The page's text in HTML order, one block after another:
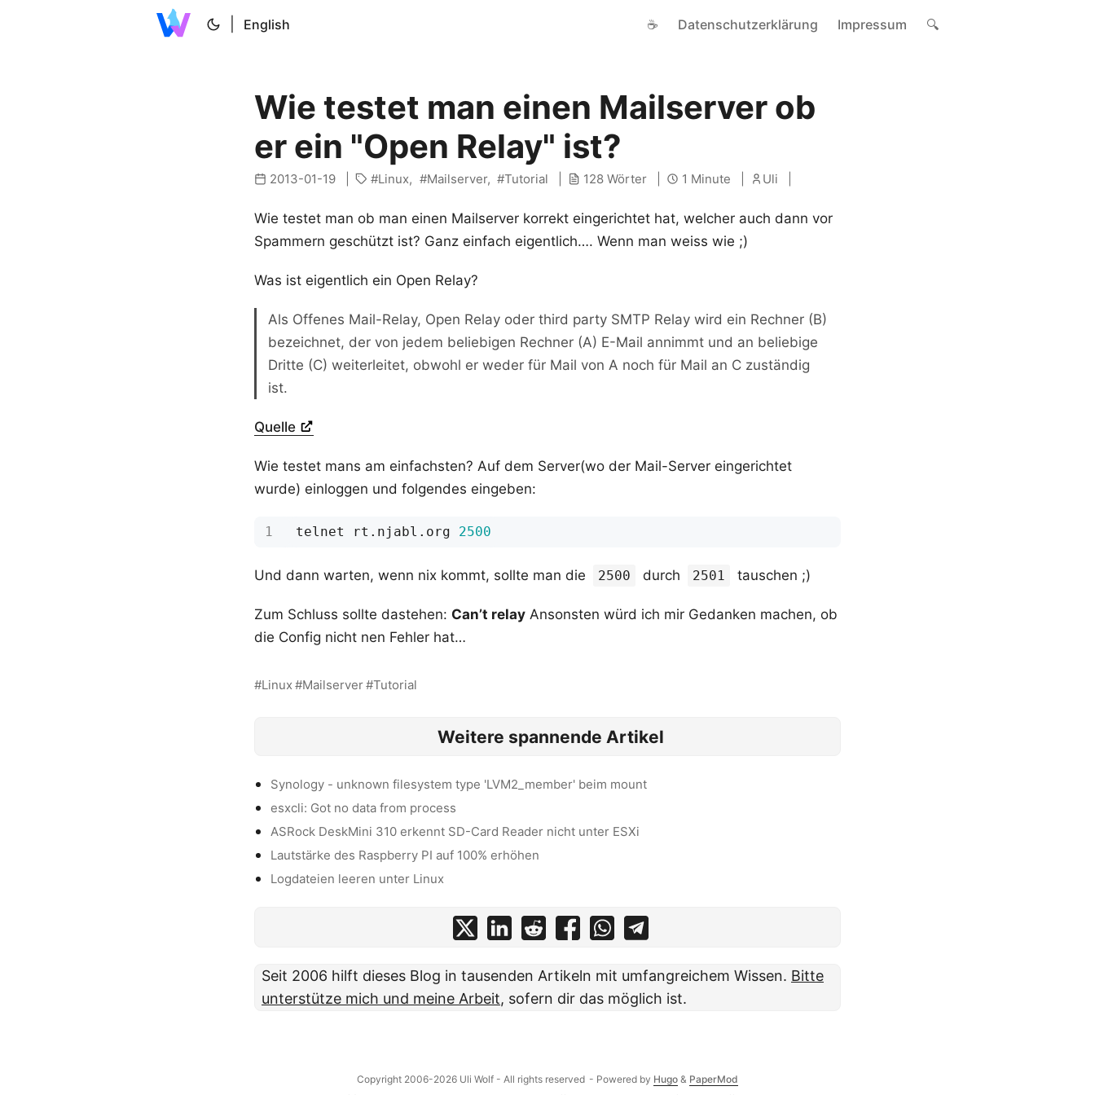
English ☕ Datenschutzerklärung Impressum 🔍
Wie testet man einen Mailserver ob
er ein "Open Relay" ist?
2013-01-19 Linux Mailserver Tutorial 128 Wörter 1 Minute Uli
Wie testet man ob man einen Mailserver korrekt eingerichtet hat, welcher auch dann vor
Spammern geschützt ist? Ganz einfach eigentlich…. Wenn man weiss wie ;)
Was ist eigentlich ein Open Relay?
Als Offenes Mail-Relay, Open Relay oder third party SMTP Relay wird ein Rechner (B)
bezeichnet, der von jedem beliebigen Rechner (A) E-Mail annimmt und an beliebige
Dritte (C) weiterleitet, obwohl er weder für Mail von A noch für Mail an C zuständig
ist.
Quelle
Wie testet mans am einfachsten? Auf dem Server(wo der Mail-Server eingerichtet
wurde) einloggen und folgendes eingeben:
telnet rt.njabl.org 2500
Und dann warten, wenn nix kommt, sollte man die 2500 durch 2501 tauschen ;)
Zum Schluss sollte dastehen: Can’t relay Ansonsten würd ich mir Gedanken machen, ob
die Config nicht nen Fehler hat…
Linux Mailserver Tutorial
Weitere spannende Artikel
Synology - unknown filesystem type 'LVM2_member' beim mount
esxcli: Got no data from process
ASRock DeskMini 310 erkennt SD-Card Reader nicht unter ESXi
Lautstärke des Raspberry PI auf 100% erhöhen
Logdateien leeren unter Linux
Seit 2006 hilft dieses Blog in tausenden Artikeln mit umfangreichem Wissen. Bitte
unterstütze mich und meine Arbeit, sofern dir das möglich ist.
Copyright 2006-2026 Uli Wolf - All rights reserved - Powered by Hugo & PaperMod